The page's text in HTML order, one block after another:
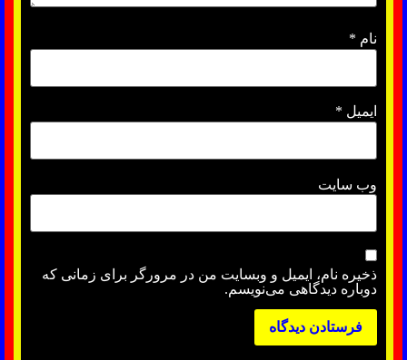
نام *
ایمیل *
وب‌ سایت
ذخیره نام، ایمیل و وبسایت من در مرورگر برای زمانی که
دوباره دیدگاهی می‌نویسم.